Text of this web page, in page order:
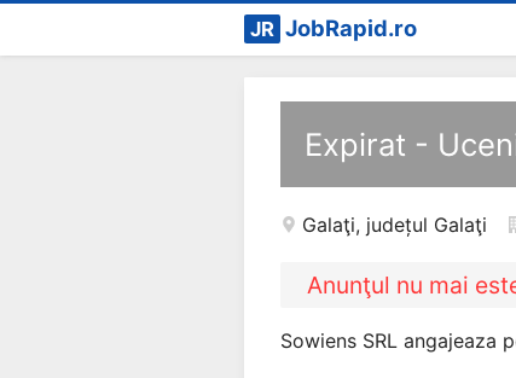
JR JobRapid.ro
Expirat -
Galaţi, județul Galaţi
Anunţul nu mai
Sowiens SRL angajeaza